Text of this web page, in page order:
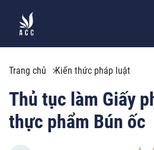
Trang chủ Kiến thức pháp luật
Thủ tục làm Giấy
thực phẩm Bún ốc